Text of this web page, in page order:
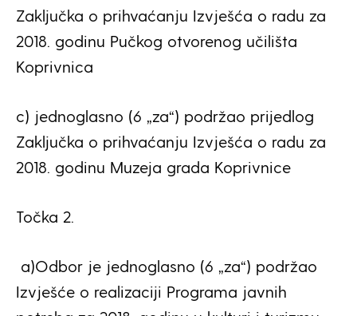
Zaključka o prihvaćanju Izvješća o radu za
2018. godinu Pučkog otvorenog učilišta
Koprivnica
c) jednoglasno (6 „za“) podržao prijedlog
Zaključka o prihvaćanju Izvješća o radu za
2018. godinu Muzeja grada Koprivnice
Točka 2.
a)Odbor je jednoglasno (6 „za“) podržao
Izvješće o realizaciji Programa javnih